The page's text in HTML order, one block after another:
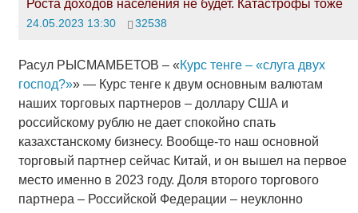
Роста доходов населения не будет. Катастрофы тоже
24.05.2023 13:30 32538
Расул РЫСМАМБЕТОВ – «Курс тенге – «слуга двух
господ?»» — Курс тенге к двум основным валютам
наших торговых партнеров – доллару США и
российскому рублю не дает спокойно спать
казахстанскому бизнесу. Вообще-то наш основной
торговый партнер сейчас Китай, и он вышел на первое
место именно в 2023 году. Доля второго торгового
партнера – Российской Федерации – неуклонно